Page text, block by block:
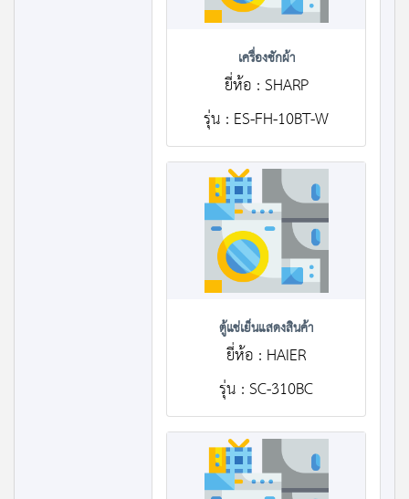
เครื่องซักผ้า
ยี่ห้อ : SHARP
รุ่น : ES-FH-10BT-W
ตู้แช่เย็นแสดงสินค้า
ยี่ห้อ : HAIER
รุ่น : SC-310BC